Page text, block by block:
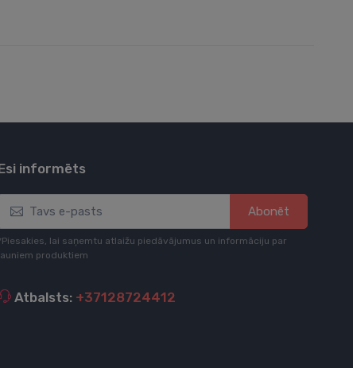
informēts
Abonēt
lai saņemtu atlaižu piedāvājumus un informāciju par
produktiem
Atbalsts: +37128724412